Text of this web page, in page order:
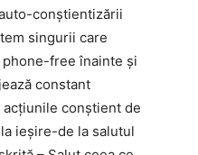
conștientizării
singurii care
free înainte și
constant
conștient de
ieșire-de la salutul